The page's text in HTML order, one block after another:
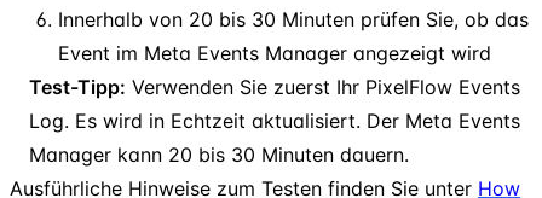
Innerhalb von 20 bis 30 Minuten prüfen Sie, ob das
Event im Meta Events Manager angezeigt wird
Test-Tipp: Verwenden Sie zuerst Ihr PixelFlow Events
Log. Es wird in Echtzeit aktualisiert. Der Meta Events
Manager kann 20 bis 30 Minuten dauern.
Ausführliche Hinweise zum Testen finden Sie unter How